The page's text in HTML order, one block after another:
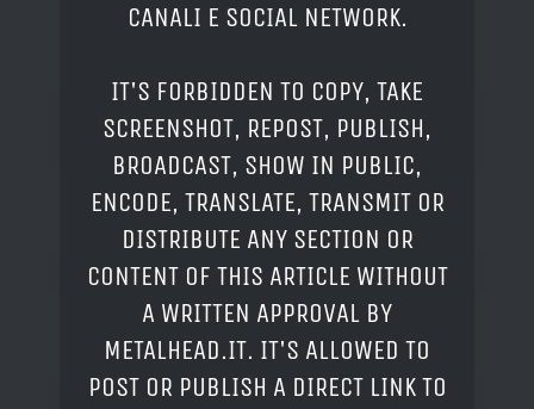
CANALI E SOCIAL NETWORK.
IT'S FORBIDDEN TO COPY, TAKE
SCREENSHOT, REPOST, PUBLISH,
BROADCAST, SHOW IN PUBLIC,
ENCODE, TRANSLATE, TRANSMIT OR
DISTRIBUTE ANY SECTION OR
CONTENT OF THIS ARTICLE WITHOUT
A WRITTEN APPROVAL BY
METALHEAD.IT. IT'S ALLOWED TO
POST OR PUBLISH A DIRECT LINK TO